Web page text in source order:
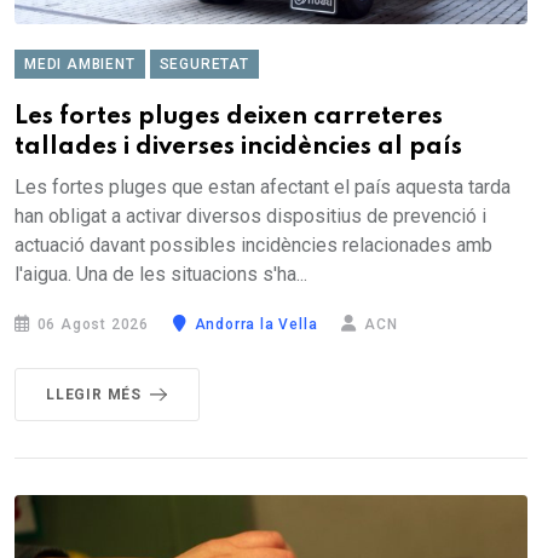
MEDI AMBIENT SEGURETAT
Les fortes pluges deixen carreteres
tallades i diverses incidències al país
Les fortes pluges que estan afectant el país aquesta tarda
han obligat a activar diversos dispositius de prevenció i
actuació davant possibles incidències relacionades amb
l'aigua. Una de les situacions s'ha...
06 Agost 2026 Andorra la Vella ACN
LLEGIR MÉS